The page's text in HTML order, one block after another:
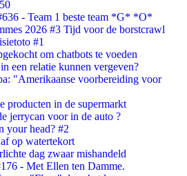
- Team 1 beste team *G* *O*
2026 #3 Tijd voor de borstcrawl
#1
om chatbots te voeden
een relatie kunnen vergeven?
"Amerikaanse voorbereiding voor
producten in de supermarkt
jerrycan voor in de auto ?
your head? #2
op watertekort
dag zwaar mishandeld
- Met Ellen ten Damme.